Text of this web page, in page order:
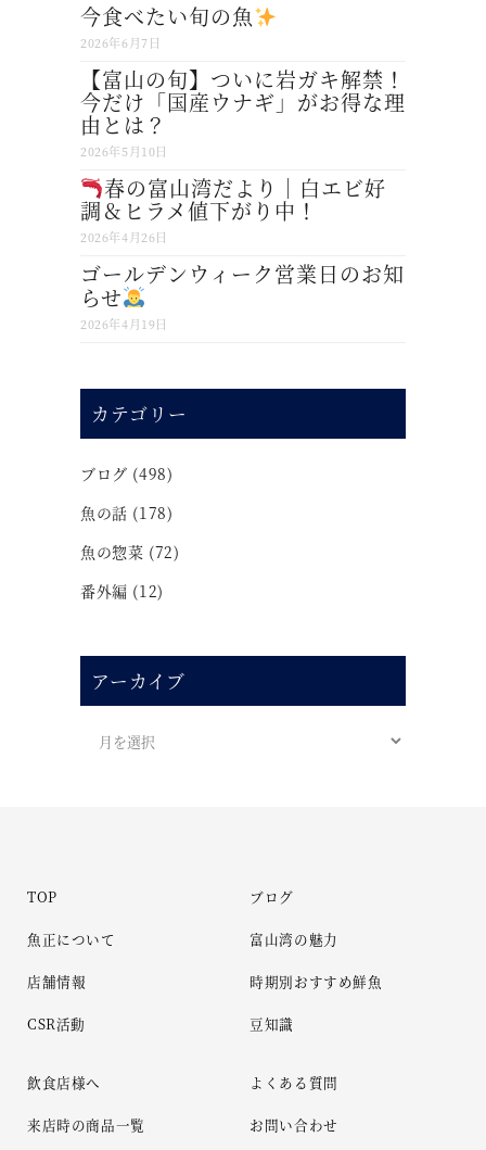
今食べたい旬の魚
2026年6月7日
【富山の旬】ついに岩ガキ解禁！
今だけ「国産ウナギ」がお得な理
由とは？
2026年5月10日
春の富山湾だより｜白エビ好
調＆ヒラメ値下がり中！
2026年4月26日
ゴールデンウィーク営業日のお知
らせ
2026年4月19日
カテゴリー
ブログ (498)
魚の話 (178)
魚の惣菜 (72)
番外編 (12)
アーカイブ
TOP
魚正について
店舗情報
CSR活動
ブログ
富山湾の魅力
時期別おすすめ鮮魚
豆知識
飲食店様へ
来店時の商品一覧
よくある質問
お問い合わせ